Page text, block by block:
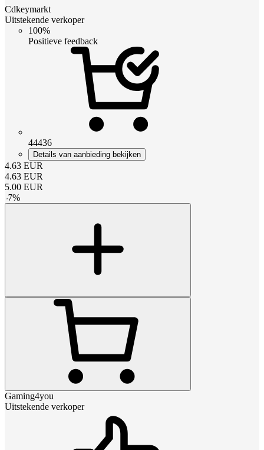
Cdkeymarkt
Uitstekende verkoper
100%
Positieve feedback
44436
Details van aanbieding bekijken
4.63 EUR
4.63 EUR
5.00 EUR
-7%
Gaming4you
Uitstekende verkoper